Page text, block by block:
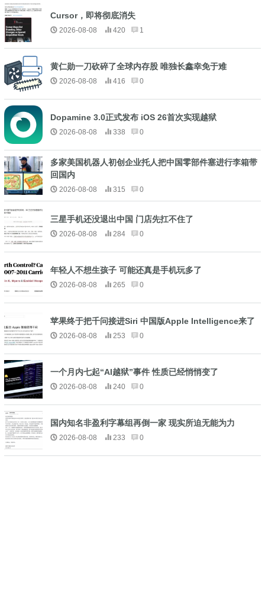
Cursor，即将彻底消失
2026-08-08 420 1
黄仁勋一刀砍碎了全球内存股 唯独长鑫幸免于难
2026-08-08 416 0
Dopamine 3.0正式发布 iOS 26首次实现越狱
2026-08-08 338 0
多家美国机器人初创企业托人把中国零部件塞进行李箱带
回国内
2026-08-08 315 0
三星手机还没退出中国 门店先扛不住了
2026-08-08 284 0
年轻人不想生孩子 可能还真是手机玩多了
2026-08-08 265 0
苹果终于把千问接进Siri 中国版Apple Intelligence来了
2026-08-08 253 0
一个月内七起“AI越狱”事件 性质已经悄悄变了
2026-08-08 240 0
国内知名非盈利字幕组再倒一家 现实所迫无能为力
2026-08-08 233 0